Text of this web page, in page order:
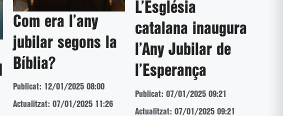
Com era l’any
jubilar segons la
Bíblia?
Publicat: 12/01/2025 08:00
Actualitzat: 07/01/2025 11:26
L’Església
catalana inaugura
l’Any Jubilar de
l’Esperança
Publicat: 07/01/2025 09:21
Actualitzat: 07/01/2025 09:21